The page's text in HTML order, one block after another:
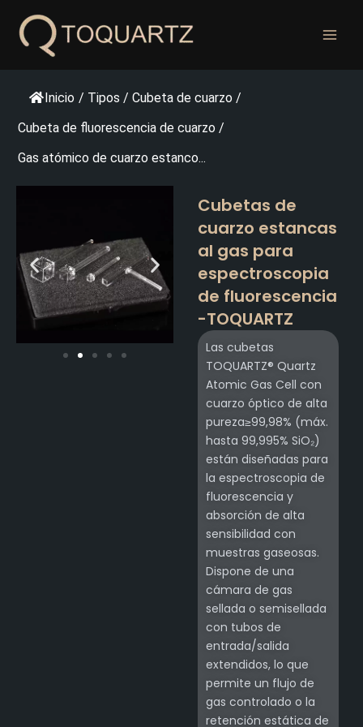
contenido
Inicio / Tipos / Cubeta de cuarzo /
Cubeta de fluorescencia de cuarzo /
Gas atómico de cuarzo estanco...
Cubetas de
cuarzo estancas
al gas para
espectroscopia
de fluorescencia
-TOQUARTZ
Las cubetas
TOQUARTZ® Quartz
Atomic Gas Cell con
cuarzo óptico de alta
pureza≥99,98% (máx.
hasta 99,995% SiO₂)
están diseñadas para
la espectroscopia de
fluorescencia y
absorción de alta
sensibilidad con
muestras gaseosas.
Dispone de una
cámara de gas
sellada o semisellada
con tubos de
entrada/salida
extendidos, lo que
permite un flujo de
gas controlado o la
retención estática de